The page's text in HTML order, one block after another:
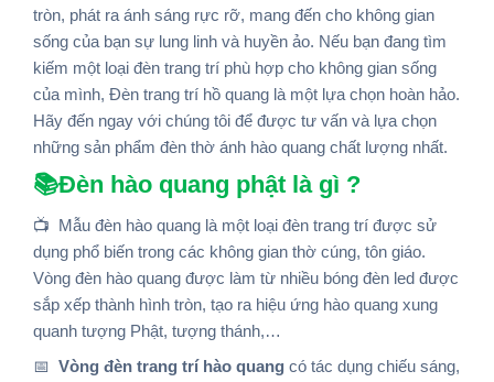
tròn, phát ra ánh sáng rực rỡ, mang đến cho không gian
sống của bạn sự lung linh và huyền ảo. Nếu bạn đang tìm
kiếm một loại đèn trang trí phù hợp cho không gian sống
của mình, Đèn trang trí hồ quang là một lựa chọn hoàn hảo.
Hãy đến ngay với chúng tôi để được tư vấn và lựa chọn
những sản phẩm đèn thờ ánh hào quang chất lượng nhất.
📚Đèn hào quang phật là gì ?
📺 Mẫu đèn hào quang là một loại đèn trang trí được sử
dụng phổ biến trong các không gian thờ cúng, tôn giáo.
Vòng đèn hào quang được làm từ nhiều bóng đèn led được
sắp xếp thành hình tròn, tạo ra hiệu ứng hào quang xung
quanh tượng Phật, tượng thánh,…
📅 Vòng đèn trang trí hào quang có tác dụng chiếu sáng,